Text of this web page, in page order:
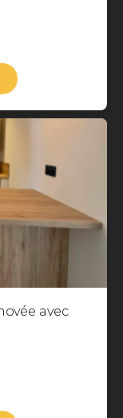
avec